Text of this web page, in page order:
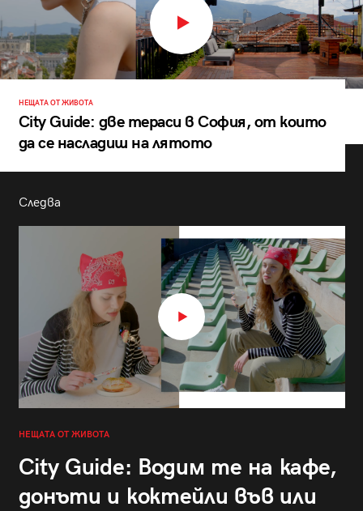
НЕЩАТА ОТ ЖИВОТА
City Guide: две тераси в София, от които
да се насладиш на лятото
Следва
НЕЩАТА ОТ ЖИВОТА
City Guide: Водим те на кафе,
донъти и коктейли във или